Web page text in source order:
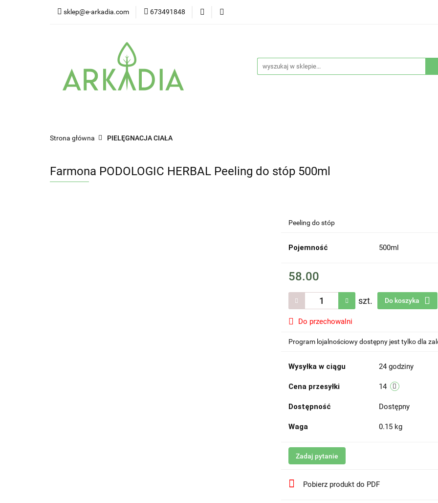
sklep@e-arkadia.com 673491848
Kategorie Producenci
Strona główna PIELĘGNACJA CIAŁA
Farmona PODOLOGIC HERBAL Peeling do stóp 500ml
Peeling do stóp
Pojemność 500ml
58.00
szt. Do koszyka
Do przechowalni
Program lojalnościowy dostępny jest tylko dla
Wysyłka w ciągu 24 godziny
Cena przesyłki 14
Dostępność Dostępny
Waga 0.15 kg
Zadaj pytanie
Pobierz produkt do PDF